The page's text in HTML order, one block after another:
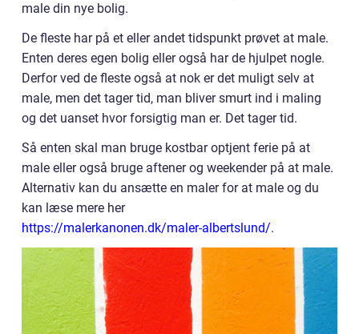
male din nye bolig.
De fleste har på et eller andet tidspunkt prøvet at male.
Enten deres egen bolig eller også har de hjulpet nogle.
Derfor ved de fleste også at nok er det muligt selv at
male, men det tager tid, man bliver smurt ind i maling
og det uanset hvor forsigtig man er. Det tager tid.
Så enten skal man bruge kostbar optjent ferie på at
male eller også bruge aftener og weekender på at male.
Alternativ kan du ansætte en maler for at male og du
kan læse mere her
https://malerkanonen.dk/maler-albertslund/.